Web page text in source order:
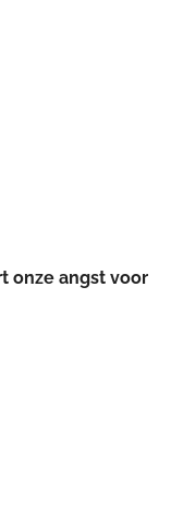
onze angst voor